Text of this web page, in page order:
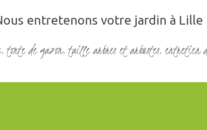
entretenons votre jardin à Lille
de gazon, taille arbres et arbustes, entretien